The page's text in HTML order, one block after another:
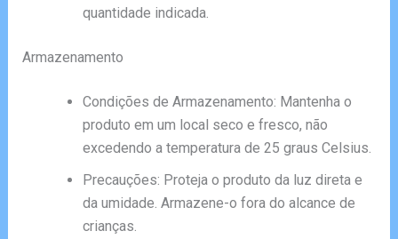
quantidade indicada.
Armazenamento
Condições de Armazenamento: Mantenha o
produto em um local seco e fresco, não
excedendo a temperatura de 25 graus Celsius.
Precauções: Proteja o produto da luz direta e
da umidade. Armazene-o fora do alcance de
crianças.